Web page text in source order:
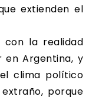
extienden el
la realidad
en Argentina, y
clima político
porque